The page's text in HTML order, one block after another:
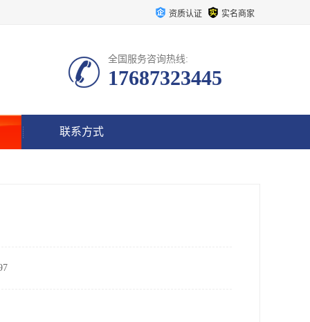
资质认证 实名商家
全国服务咨询热线:
17687323445
联系方式